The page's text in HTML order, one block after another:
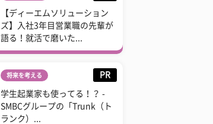
【ディーエムソリューション
ズ】入社3年目営業職の先輩が
語る！就活で磨いた...
将来を考える PR
学生起業家も使ってる！？ -
SMBCグループの「Trunk（ト
ランク）...